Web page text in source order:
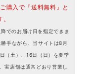
購入で『送料無料』と
でのお届け日を指定できま
手ながら、当サイトは8月
（土）、16日（日）を夏季
実店舗は通常どおり営業し